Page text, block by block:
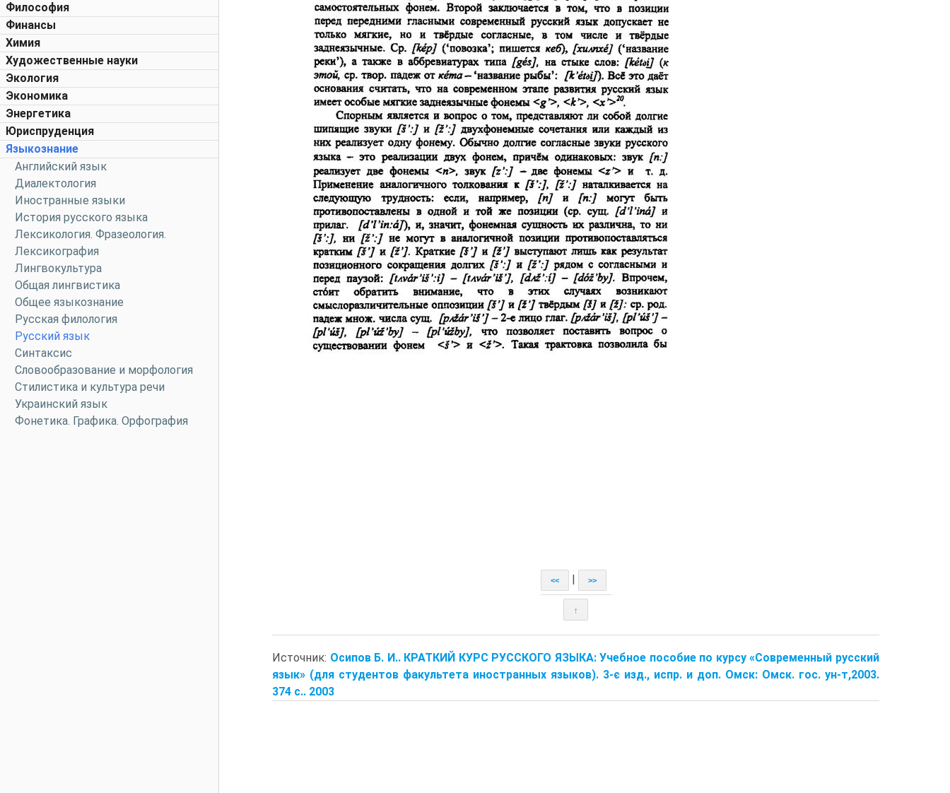
Философия
Финансы
Химия
Художественные науки
Экология
Экономика
Энергетика
Юриспруденция
Языкознание
Английский язык
Диалектология
Иностранные языки
История русского языка
Лексикология. Фразеология.
Лексикография
Лингвокультура
Общая лингвистика
Общее языкознание
Русская филология
Русский язык
Синтаксис
Словообразование и морфология
Стилистика и культура речи
Украинский язык
Фонетика. Графика. Орфография
<< >>
↑
Источник: Осипов Б. И.. КРАТКИЙ КУРС РУССКОГО ЯЗЫКА: Учебное пособие по курсу «Современный русский
язык» (для студентов факультета иностранных языков). 3-є изд., испр. и доп. Омск: Омск. гос. ун-т,2003.
374 с.. 2003